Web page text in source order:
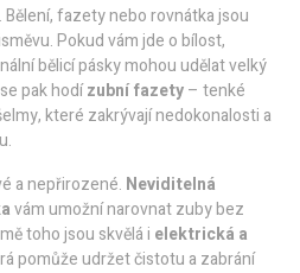
fazety nebo rovnátka jsou
Pokud vám jde o bílost,
bělicí pásky mohou udělat velký
pak hodízubní fazety– tenké
které zakrývají nedokonalosti a
a nepřirozené. Neviditelná
vám umožní narovnat zuby bez
toho jsou skvělá i elektrická a
pomůže udržet čistotu a zabrání